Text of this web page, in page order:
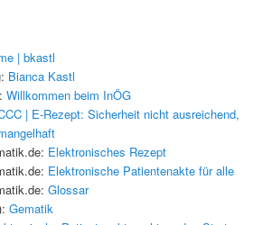
| bkastl
Bianca Kastl
Willkommen beim InÖG
| E-Rezept: Sicherheit nicht ausreichend,
Elektronisches Rezept
Elektronische Patientenakte für alle
Glossar
Gematik